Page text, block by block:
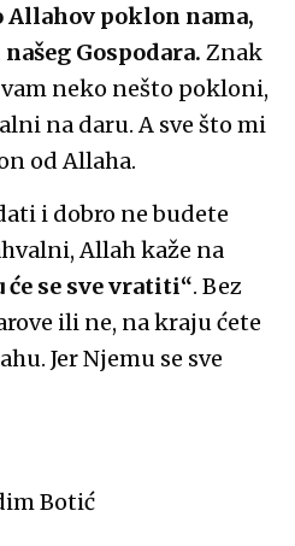
Allahov poklon nama,
Gospodara. Znak
neko nešto pokloni,
na daru. A sve što mi
od Allaha.
i dobro ne budete
Allah kaže na
će se sve vratiti“. Bez
ili ne, na kraju ćete
Jer Njemu se sve
Botić